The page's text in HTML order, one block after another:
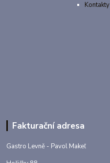
Kontakty
Fakturační adresa
Gastro Levně - Pavol Makeľ